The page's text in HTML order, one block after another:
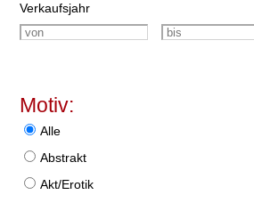
Verkaufsjahr
Motiv:
Alle
Abstrakt
Akt/Erotik